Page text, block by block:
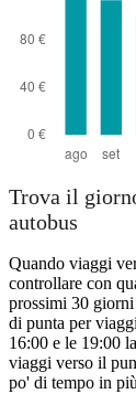
Trova il
autobus
Quando viaggi
controllare con
prossimi 30
di punta per
16:00 e le 19:00
viaggi verso il
po' di tempo in